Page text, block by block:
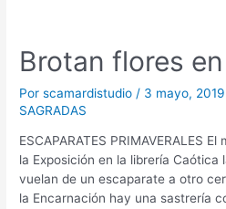
Brotan flores
Porscamardistudio / 3 mayo, 2019
SAGRADAS
ESCAPARATES PRIMAVERALES
la Exposición en la librería Caótica
vuelan de un escaparate a otro
la Encarnación hay una sastrería